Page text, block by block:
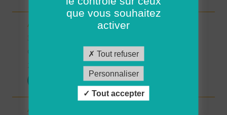
Aide à domicile LODEVE (H/F)
Aide à domicile SOMAILS (H/F)
que vous souhaitez
activer
Tout refuser
Personnaliser
Tout accepter